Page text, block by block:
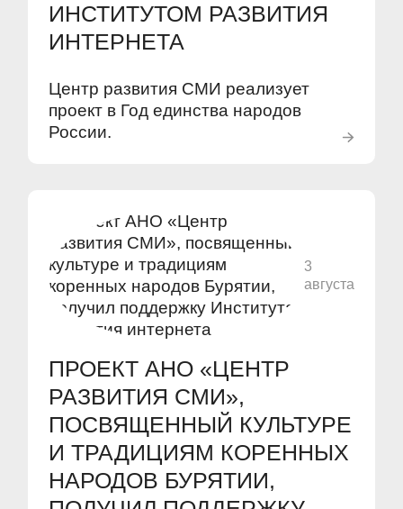
ИНСТИТУТОМ РАЗВИТИЯ
ИНТЕРНЕТА
Центр развития СМИ реализует
проект в Год единства народов
России.
3
августа
ПРОЕКТ АНО «ЦЕНТР
РАЗВИТИЯ СМИ»,
ПОСВЯЩЕННЫЙ КУЛЬТУРЕ
И ТРАДИЦИЯМ КОРЕННЫХ
НАРОДОВ БУРЯТИИ,